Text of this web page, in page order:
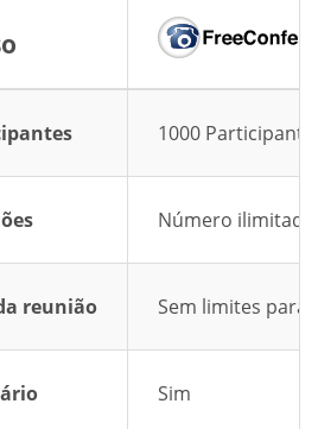
1000
Número
reunião Sem limites para
Sim